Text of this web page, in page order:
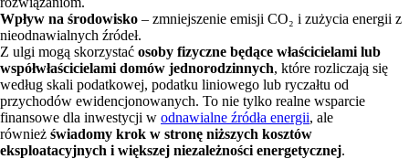
Wpływ na środowisko – zmniejszenie emisji CO₂ i zużycia energii z
nieodnawialnych źródeł.
Z ulgi mogą skorzystać osoby fizyczne będące właścicielami lub
współwłaścicielami domów jednorodzinnych, które rozliczają się
według skali podatkowej, podatku liniowego lub ryczałtu od
przychodów ewidencjonowanych. To nie tylko realne wsparcie
finansowe dla inwestycji w odnawialne źródła energii, ale
również świadomy krok w stronę niższych kosztów
eksploatacyjnych i większej niezależności energetycznej.